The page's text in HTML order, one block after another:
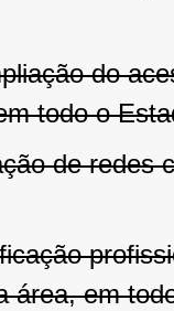
do
todo o
de redes
área, em